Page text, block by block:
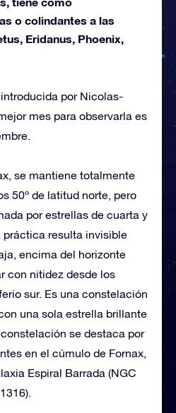
o colindantes a las
Eridanus, Phoenix,
por Nicolas-
mes para observarla es
se mantiene totalmente
50º de latitud norte, pero
por estrellas de cuarta y
resulta invisible
encima del horizonte
con nitidez desde los
sur. Es una constelación
una sola estrella brillante
se destaca por
en el cúmulo de Fornax,
Espiral Barrada (NGC